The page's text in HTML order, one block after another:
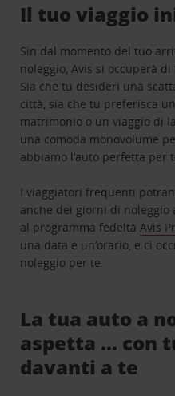
Il tuo viaggio
Sin dal momento del tuo
noleggio, Avis si occuperà
Sia che tu desideri una
città, sia che tu preferisca
matrimonio o un viaggio di
una comoda monovolume
abbiamo l’auto perfetta per
I viaggiatori frequenti
anche dei giorni di
al programma fedeltàAvis
una data e un’orario, e ci
noleggio per te.
La tua auto a
aspetta … con
davanti a te